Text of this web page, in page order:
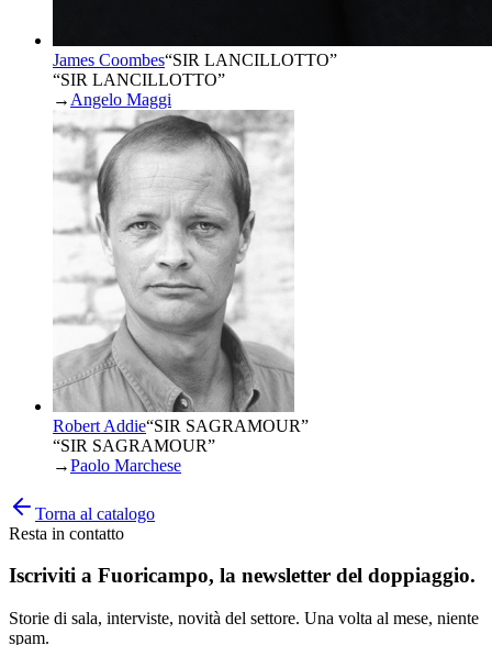
James Coombes“SIR LANCILLOTTO”
“SIR LANCILLOTTO”
→ Angelo Maggi
Robert Addie“SIR SAGRAMOUR”
“SIR SAGRAMOUR”
→Paolo Marchese
Torna al catalogo
Resta in contatto
Iscriviti a Fuoricampo, la newsletter del doppiaggio.
Storie di sala, interviste, novità del settore. Una volta al mese, niente
spam.